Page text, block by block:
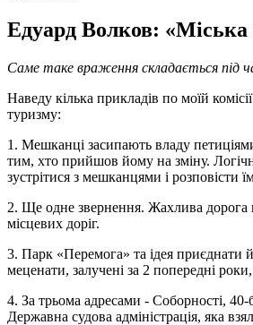
Едуард Волков: «Міська
Саме таке враження складається під
Наведу кілька прикладів по моїй
туризму:
1. Мешканці засипають владу
тим, хто прийшов йому на зміну.
зустрітися з мешканцями і розповісти
2. Ще одне звернення. Жахлива дорога
місцевих доріг.
3. Парк «Перемога» та ідея приєднати
меценати, залучені за 2 попередні
4. За трьома адресами - Соборності,
Державна судова адміністрація, яка